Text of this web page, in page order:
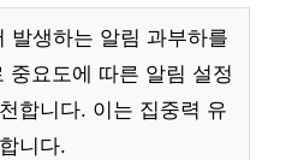
발생하는 알림 과부하를
중요도에 따른 알림 설정
합니다. 이는 집중력 유
니다.